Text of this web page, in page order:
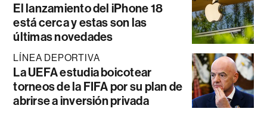
El lanzamiento del iPhone 18
está cerca y estas son las
últimas novedades
LÍNEA DEPORTIVA
La UEFA estudia boicotear
torneos de la FIFA por su plan de
abrirse a inversión privada